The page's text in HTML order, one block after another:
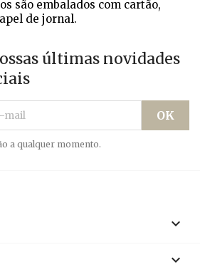
são embalados com cartão,
de jornal.
últimas novidades
a qualquer momento.

